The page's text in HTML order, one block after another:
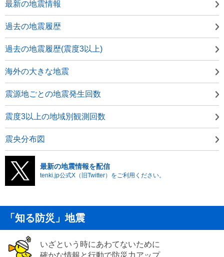
最新の地震情報
過去の地震履歴
過去の地震履歴(震度3以上)
海外の大きな地震
震源地ごとの地震発生回数
震度3以上の地域別観測回数
震央分布図
最新の地震情報を配信
tenki.jp公式X（旧Twitter）をご利用ください。
「知る防災」地震
いざという時にあわてないために
確かな情報と行動で防災力アップ